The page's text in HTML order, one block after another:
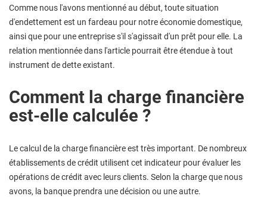
Comme nous l'avons mentionné au début, toute situation
d'endettement est un fardeau pour notre économie domestique,
ainsi que pour une entreprise s'il s'agissait d'un prêt pour elle. La
relation mentionnée dans l'article pourrait être étendue à tout
instrument de dette existant.
Comment la charge financière
est-elle calculée ?
Le calcul de la charge financière est très important. De nombreux
établissements de crédit utilisent cet indicateur pour évaluer les
opérations de crédit avec leurs clients. Selon la charge que nous
avons, la banque prendra une décision ou une autre.